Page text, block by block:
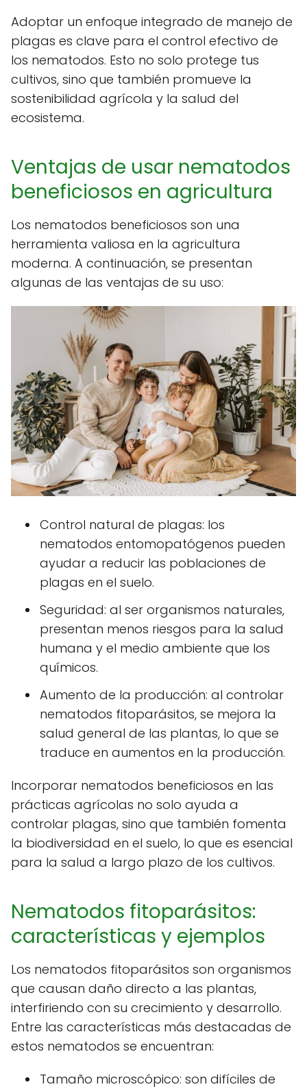
Adoptar un enfoque integrado de manejo de
plagas es clave para el control efectivo de
los nematodos. Esto no solo protege tus
cultivos, sino que también promueve la
sostenibilidad agrícola y la salud del
ecosistema.
Ventajas de usar nematodos
beneficiosos en agricultura
Los nematodos beneficiosos son una
herramienta valiosa en la agricultura
moderna. A continuación, se presentan
algunas de las ventajas de su uso:
Control natural de plagas: los
nematodos entomopatógenos pueden
ayudar a reducir las poblaciones de
plagas en el suelo.
Seguridad: al ser organismos naturales,
presentan menos riesgos para la salud
humana y el medio ambiente que los
químicos.
Aumento de la producción: al controlar
nematodos fitoparásitos, se mejora la
salud general de las plantas, lo que se
traduce en aumentos en la producción.
Incorporar nematodos beneficiosos en las
prácticas agrícolas no solo ayuda a
controlar plagas, sino que también fomenta
la biodiversidad en el suelo, lo que es esencial
para la salud a largo plazo de los cultivos.
Nematodos fitoparásitos:
características y ejemplos
Los nematodos fitoparásitos son organismos
que causan daño directo a las plantas,
interfiriendo con su crecimiento y desarrollo.
Entre las características más destacadas de
estos nematodos se encuentran:
Tamaño microscópico: son difíciles de